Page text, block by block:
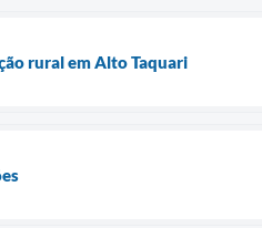
rural em Alto Taquari